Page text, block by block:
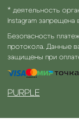
* деятельность
Instagram
Безопасность
протокола. Данные
защищены при
PURPLE